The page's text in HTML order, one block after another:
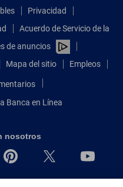
Privacidad
Acuerdo de Servicio de la
de anuncios
Mapa del sitio Empleos
sus comentarios
Banca en Línea
nosotros